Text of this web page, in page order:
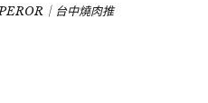
｜台中燒肉推